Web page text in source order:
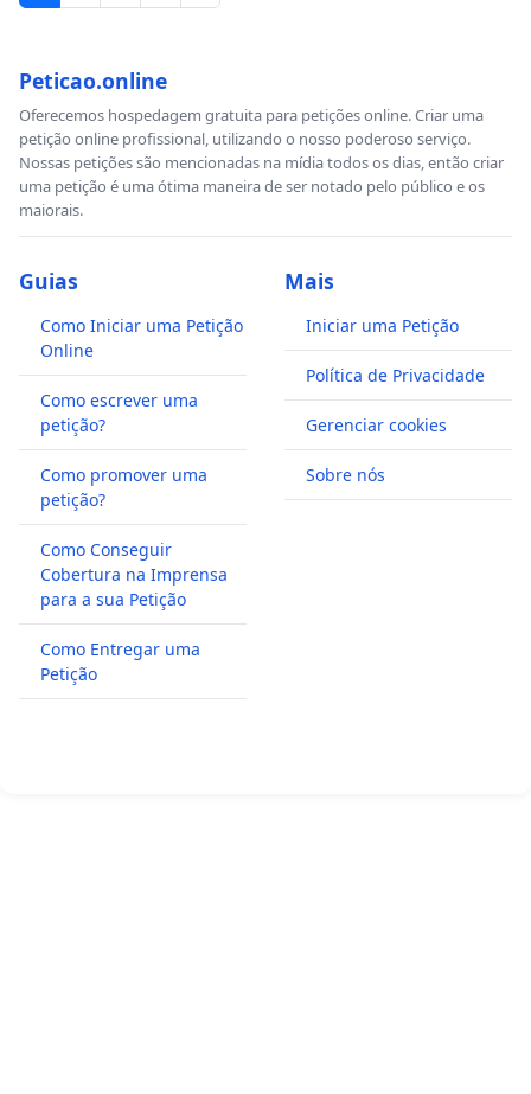
Peticao.online
Oferecemos hospedagem gratuita para petições online. Criar uma
petição online profissional, utilizando o nosso poderoso serviço.
Nossas petições são mencionadas na mídia todos os dias, então criar
uma petição é uma ótima maneira de ser notado pelo público e os
maiorais.
Guias
Como Iniciar uma Petição
Online
Como escrever uma
petição?
Como promover uma
petição?
Como Conseguir
Cobertura na Imprensa
para a sua Petição
Como Entregar uma
Petição
Mais
Iniciar uma Petição
Política de Privacidade
Gerenciar cookies
Sobre nós